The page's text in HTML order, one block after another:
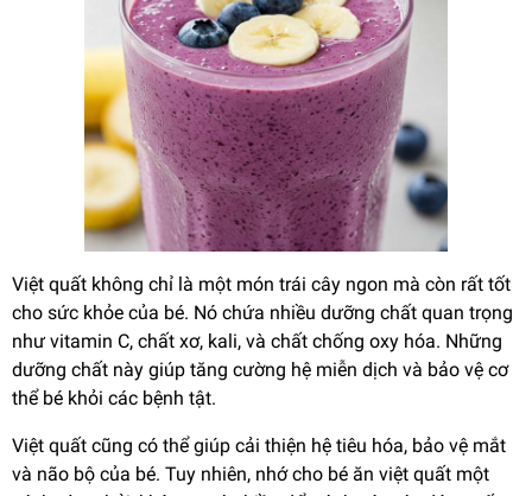
Việt quất không chỉ là một món trái cây ngon mà còn rất tốt
cho sức khỏe của bé. Nó chứa nhiều dưỡng chất quan trọng
như vitamin C, chất xơ, kali, và chất chống oxy hóa. Những
dưỡng chất này giúp tăng cường hệ miễn dịch và bảo vệ cơ
thể bé khỏi các bệnh tật.
Việt quất cũng có thể giúp cải thiện hệ tiêu hóa, bảo vệ mắt
và não bộ của bé. Tuy nhiên, nhớ cho bé ăn việt quất một